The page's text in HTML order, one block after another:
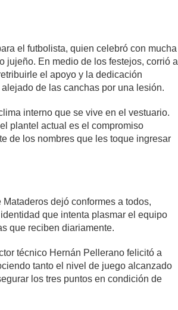
el futbolista, quien celebró con mucha
jujeño. En medio de los festejos, corrió a
el apoyo y la dedicación
de las canchas por una lesión.
interno que se vive en el vestuario.
plantel actual es el compromiso
de los nombres que les toque ingresar
dejó conformes a todos,
que intenta plasmar el equipo
que reciben diariamente.
técnico Hernán Pellerano felicitó a
tanto el nivel de juego alcanzado
los tres puntos en condición de